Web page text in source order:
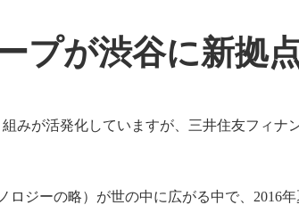
プが渋谷に新拠
みが活発化していますが、三井住友フィナ
ロジーの略）が世の中に広がる中で、2016